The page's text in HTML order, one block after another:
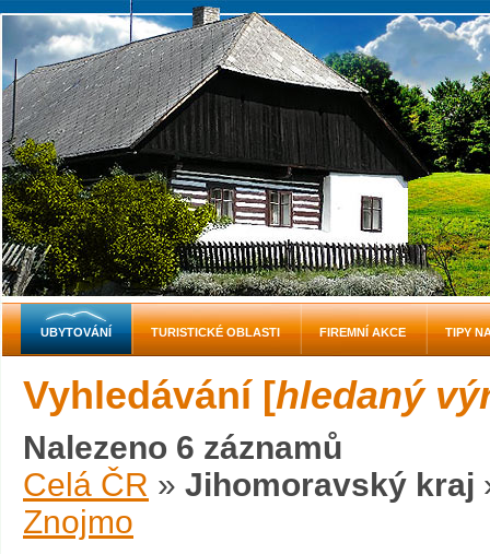
Vyhledávání [hledaný
Nalezeno 6 záznamů
Celá ČR » Jihomoravský kraj
Znojmo
UBYTOVÁNÍ TURISTICKÉ OBLASTI FIREMNÍ AKCE TIPY